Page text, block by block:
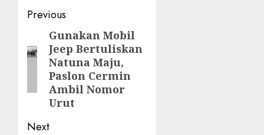
Post
navigation
Previous
Previous
post:
Gunakan Mobil
Jeep Bertuliskan
Natuna Maju,
Paslon Cermin
Ambil Nomor
Urut
Next